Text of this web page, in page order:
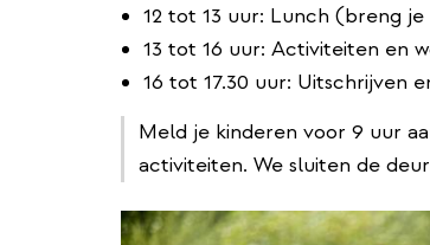
12 tot 13 uur: Lunch (breng
13 tot 16 uur: Activiteiten en
16 tot 17.30 uur: Uitschrijven
Meld je kinderen voor 9 uur
activiteiten. We sluiten de